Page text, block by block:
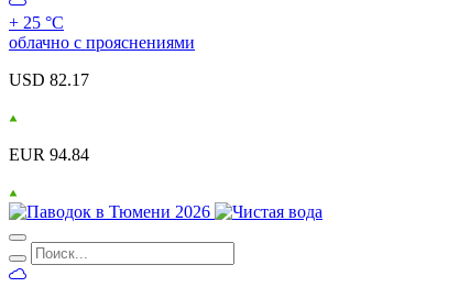
+ 25 °С
облачно с прояснениями
USD 82.17
EUR 94.84